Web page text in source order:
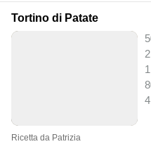
Tortino di Patate
Ricetta da Patrizia